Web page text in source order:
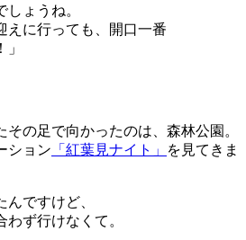
ょうね。
えに行っても、開口一番
の足で向かったのは、森林公園。
ション 「紅葉見ナイト」
を見てきま
ですけど、
ず行けなくて。